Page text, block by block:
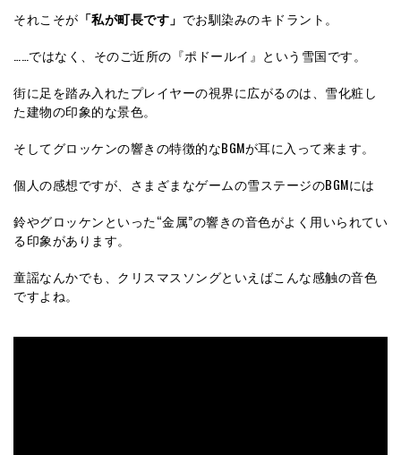
それこそが 「私が町長です」 でお馴染みのキドラント。
……ではなく、そのご近所の『ポドールイ』という雪国です。
街に足を踏み入れたプレイヤーの視界に広がるのは、雪化粧し
た建物の印象的な景色。
そしてグロッケンの響きの特徴的なBGMが耳に入って来ます。
個人の感想ですが、さまざまなゲームの雪ステージのBGMには
鈴やグロッケンといった“金属”の響きの音色がよく用いられてい
る印象があります。
童謡なんかでも、クリスマスソングといえばこんな感触の音色
ですよね。